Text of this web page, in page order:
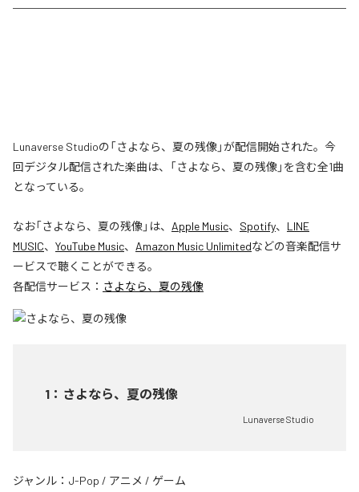
Lunaverse Studioの「さよなら、夏の残像」が配信開始された。今
回デジタル配信された楽曲は、「さよなら、夏の残像」を含む全1曲
となっている。
なお「さよなら、夏の残像」は、 Apple Music、 Spotify、 LINE
MUSIC、 YouTube Music、 Amazon Music Unlimitedなどの音楽配信サ
ービスで聴くことができる。
各配信サービス： さよなら、夏の残像
1 ： さよなら、夏の残像
Lunaverse Studio
ジャンル： J-Pop / アニメ / ゲーム